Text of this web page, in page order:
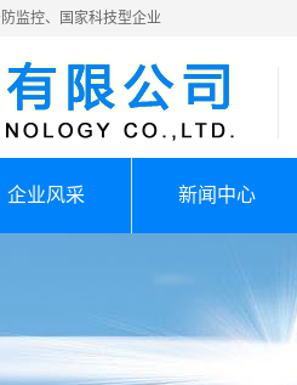
监控、国家科技型企业
企业风采 新闻中心